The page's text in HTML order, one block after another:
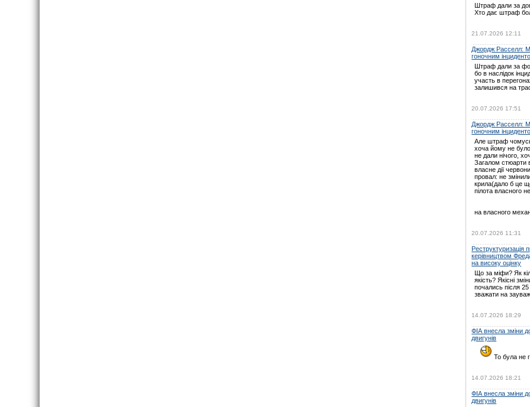
Штраф дали за
Хто дає штраф
21.07.2026 12:11
Джордж Расселл:
гоночним
Штраф дали за
бо в наслідок
участь в
залишився на
20.07.2026 17:51
Джордж Расселл:
гоночним
Але штраф чомусь
хоча йому не
не дали нічого,
Загалом стюарти
власне дії
провал: не
крила(дало б це
пілота власного
на власного
20.07.2026 11:31
Реструктуризація
керівництвом
на високу оцінку
Що за міфи? Як
якість? Якісні
почались після
зважати на
14.07.2026 18:29
ФІА внесла зміни
двигунів
То була не
14.07.2026 18:21
ФІА внесла зміни
двигунів